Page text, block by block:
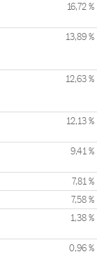
16,72 %
13,89 %
12,63 %
12,13 %
9,41 %
7,81 %
7,58 %
1,38 %
0,96 %